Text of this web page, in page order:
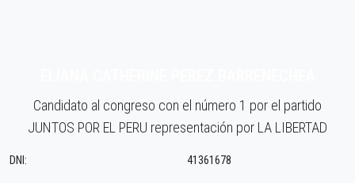
Candidato al congreso con el número 1 por el partido
JUNTOS POR EL PERU representación por LA LIBERTAD
DNI: 41361678